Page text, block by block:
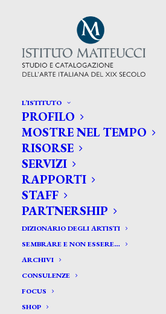
L’ISTITUTO
PROFILO
MOSTRE NEL TEMPO
RISORSE
SERVIZI
RAPPORTI
STAFF
PARTNERSHIP
DIZIONARIO DEGLI ARTISTI
SEMBRARE E NON ESSERE…
ARCHIVI
CONSULENZE
FOCUS
SHOP
CERCA TRA GLI ARTISTI:
Search
for:
Wostry Carlo *